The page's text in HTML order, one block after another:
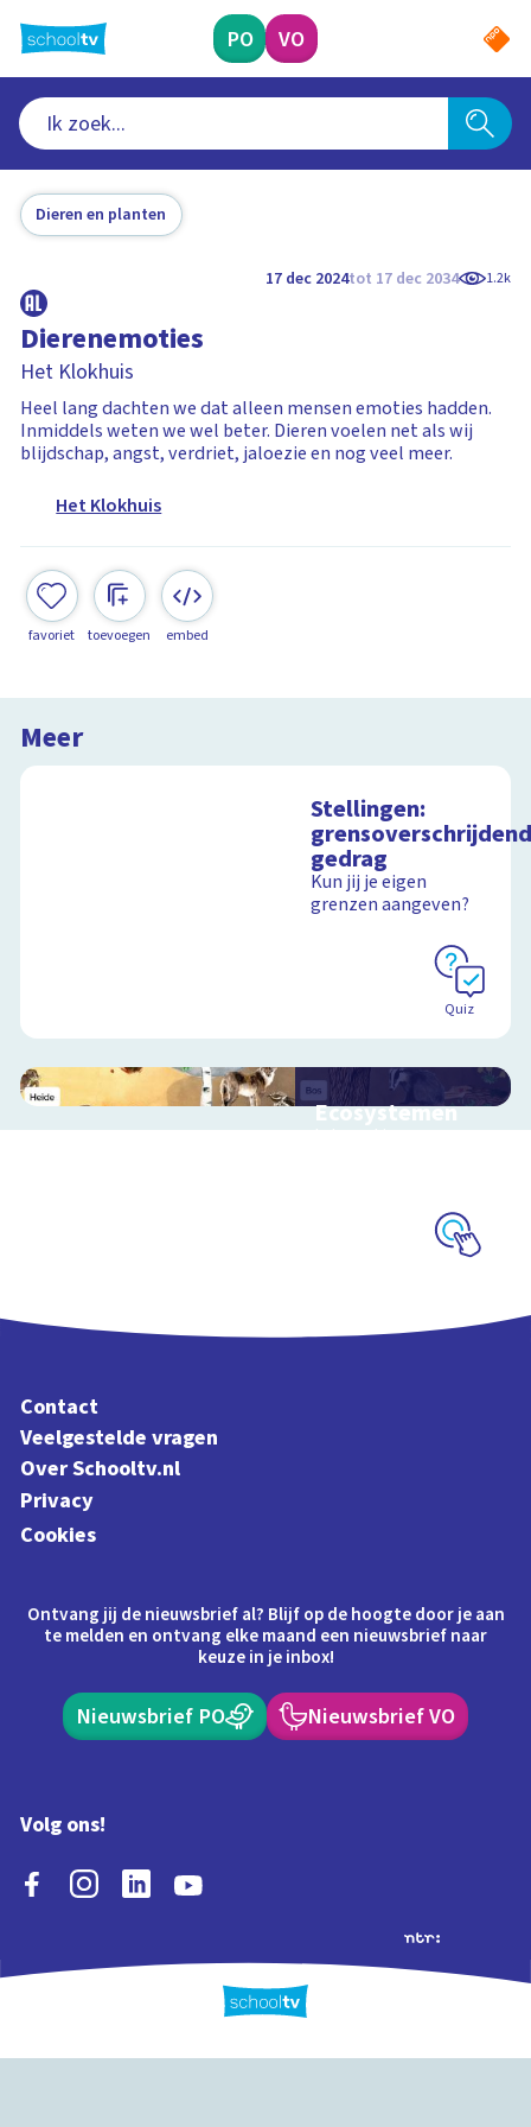
naar
hoofdinhoud
PO VO
Dieren en planten
17 dec 2024tot 17 dec 2034 1.2k
Dierenemoties
Het Klokhuis
Heel lang dachten we dat alleen mensen emoties hadden.
Inmiddels weten we wel beter. Dieren voelen net als wij
blijdschap, angst, verdriet, jaloezie en nog veel meer.
Het Klokhuis
favoriet toevoegen embed
Meer
Stellingen:
gedrag
Kun jij je eigen
grenzen aangeven?
Quiz
Ecosystemen
Interactieve
Contact
Veelgestelde vragen
Over Schooltv.nl
Privacy
Cookies
Ontvang jij de nieuwsbrief al? Blijf op de hoogte door je aan
te melden en ontvang elke maand een nieuwsbrief naar
keuze in je inbox!
Nieuwsbrief PO Nieuwsbrief VO
Volg ons!